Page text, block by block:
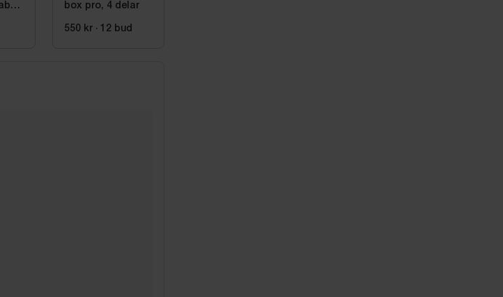
box pro, 4 delar
550 kr · 12 bud